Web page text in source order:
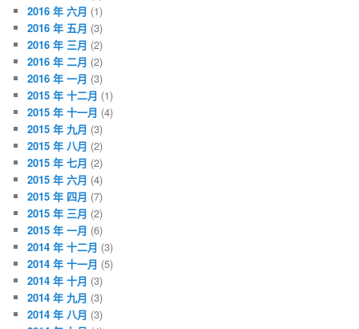
2016 年 六月 (1)
2016 年 五月 (3)
2016 年 三月 (2)
2016 年 二月 (2)
2016 年 一月 (3)
2015 年 十二月 (1)
2015 年 十一月 (4)
2015 年 九月 (3)
2015 年 八月 (2)
2015 年 七月 (2)
2015 年 六月 (4)
2015 年 四月 (7)
2015 年 三月 (2)
2015 年 一月 (6)
2014 年 十二月 (3)
2014 年 十一月 (5)
2014 年 十月 (3)
2014 年 九月 (3)
2014 年 八月 (3)